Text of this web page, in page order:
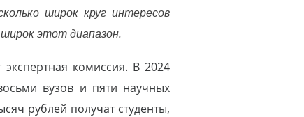
широк круг интересов
этот диапазон.
комиссия. В 2024
вузов и пяти научных
рублей получат студенты,